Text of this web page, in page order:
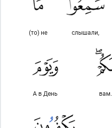
слышали,
(то) не
вам.
А в День